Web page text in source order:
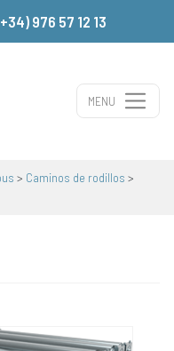
976 57 12 13
MENU
> Caminos de rodillos >